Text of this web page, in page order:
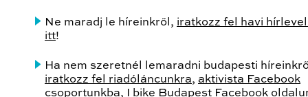
Ne maradj le híreinkről, iratkozz fel havi
itt!
Ha nem szeretnél lemaradni budapesti
iratkozz fel riadóláncunkra, aktivista Facebook
csoportunkba,
I bike Budapest Facebook